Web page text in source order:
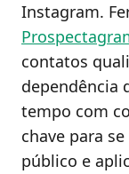
Instagram.
contatos
dependência
tempo com
chave para
público e